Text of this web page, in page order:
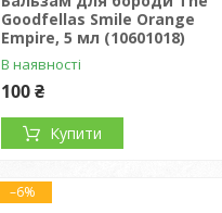
Goodfellas Smile Orange
Empire, 5 мл (10601018)
В наявності
100 ₴
Купити
–6%